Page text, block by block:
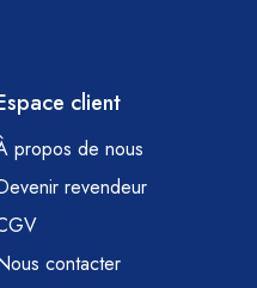
client
propos de nous
revendeur
contacter